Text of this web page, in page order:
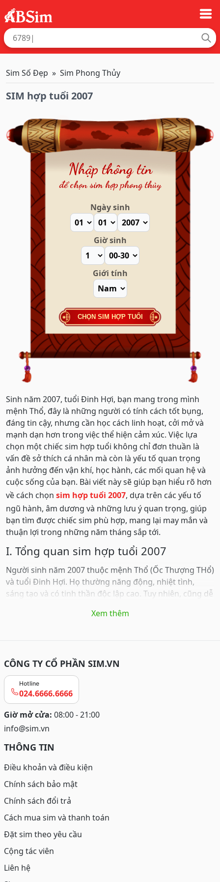
Sim Số Đẹp Sim Phong Thủy
SIM hợp tuổi 2007
Nhập thông tin
để chọn sim hợp phong thủy
Ngày sinh
Giờ sinh
Giới tính
CHỌN SIM HỢP TUỔI
Sinh năm 2007, tuổi Đinh Hợi, bạn mang trong mình
mệnh Thổ, đây là những người có tính cách tốt bụng,
đáng tin cậy, nhưng cần học cách linh hoạt, cởi mở và
mạnh dạn hơn trong việc thể hiện cảm xúc. Việc lựa
chọn một chiếc sim hợp tuổi không chỉ đơn thuần là
vấn đề sở thích cá nhân mà còn là yếu tố quan trọng
ảnh hưởng đến vận khí, học hành, các mối quan hệ và
cuộc sống của bạn. Bài viết này sẽ giúp bạn hiểu rõ hơn
về cách chọn sim hợp tuổi 2007, dựa trên các yếu tố
ngũ hành, âm dương và những lưu ý quan trọng, giúp
bạn tìm được chiếc sim phù hợp, mang lại may mắn và
thuận lợi trong những năm tháng sắp tới.
I. Tổng quan sim hợp tuổi 2007
Người sinh năm 2007 thuộc mệnh Thổ (Ốc Thượng THổ)
và tuổi Đinh Hợi. Họ thường năng động, nhiệt tình,
sáng tạo và có tinh thần độc lập cao. Tuy nhiên, cũng dễ
chọn sim hợp tuổi Đinh Hợi không chỉ mang yếu tố
1. Tầm quan trọng của việc chọn sim hợp tuổi
2007
Tổng quan sim hợp tuổi 2007
Chọn sim hợp tuổi 2007 (Đinh Hợi) mang lại nhiều ý
năng lượng tích cực, giúp người dùng gặp nhiều
Xem thêm
CÔNG TY CỔ PHẦN SIM.VN
Hotline
024.6666.6666
Giờ mở cửa: 08:00 - 21:00
info@sim.vn
THÔNG TIN
Điều khoản và điều kiện
Chính sách bảo mật
Chính sách đổi trả
Cách mua sim và thanh toán
Đặt sim theo yêu cầu
Cộng tác viên
Liên hệ